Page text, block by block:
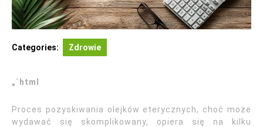
Categories: Zdrowie
„`html
Proces pozyskiwania olejków eterycznych, choć może
wydawać się skomplikowany, opiera się na kilku